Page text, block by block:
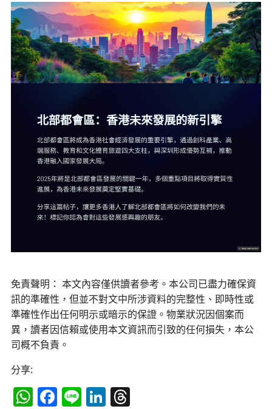
免責聲明： 本文內容僅供讀者參考。本公司已盡力確保資
訊的準確性，但並不對文中所涉資料的完整性、即時性或
準確性作出任何明示或暗示的保證。物業狀況因個案而
異，讀者因信賴或使用本文資訊而引致的任何損失，本公
司概不負責。
分享:
WhatsApp
Facebook
LineLinkedIn